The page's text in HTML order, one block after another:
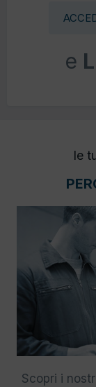
e
le
Scopri i